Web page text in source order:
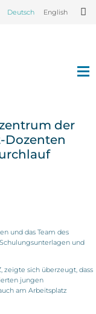
Deutsch English
der
Dozenten
und das Team des
und
zeigte sich überzeugt, dass
jungen
am Arbeitsplatz